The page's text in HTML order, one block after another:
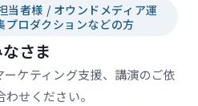
当者様 / オウンドメディア運
プロダクションなどの方
さま
ケティング支援、講演のご依
せください。